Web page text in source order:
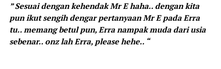
” Sesuai dengan kehendak Mr E haha.. dengan kita
pun ikut sengih dengar pertanyaan Mr E pada Erra
tu.. memang betul pun, Erra nampak muda dari usia
sebenar.. onz lah Erra, please hehe.. “